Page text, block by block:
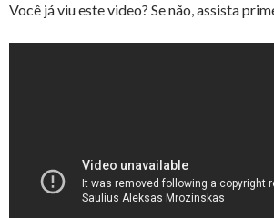
Você já viu este video? Se não, assista